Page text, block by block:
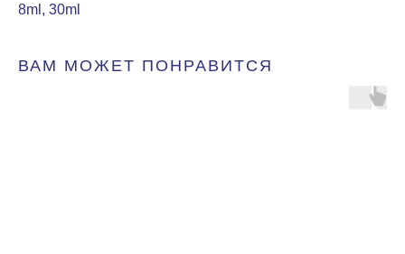
8ml, 30ml
ВАМ МОЖЕТ ПОНРАВИТСЯ